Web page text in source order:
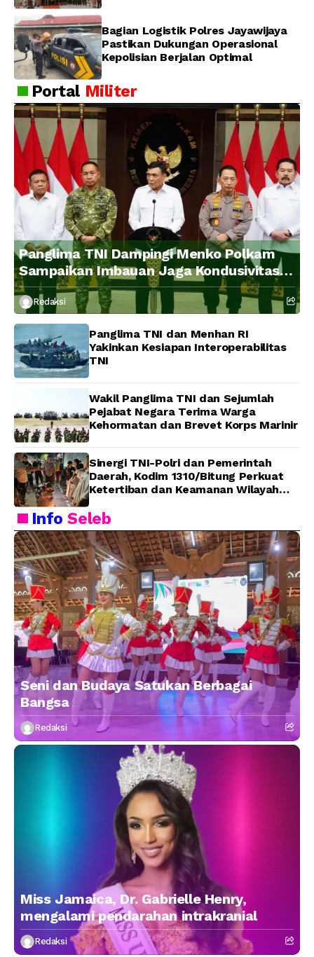
Bagian Logistik Polres Jayawijaya
Pastikan Dukungan Operasional
Kepolisian Berjalan Optimal
Portal Militer
Panglima TNI Dampingi Menko Polkam
Sampaikan Imbauan Jaga Kondusivitas
Bangsa
Redaksi
Panglima TNI dan Menhan RI
Yakinkan Kesiapan Interoperabilitas
TNI
Wakil Panglima TNI dan Sejumlah
Pejabat Negara Terima Warga
Kehormatan dan Brevet Korps Marinir
Sinergi TNI-Polri dan Pemerintah
Daerah, Kodim 1310/Bitung Perkuat
Ketertiban dan Keamanan Wilayah
InfoSeleb
Seni dan Budaya Satukan Berbagai
Bangsa
Redaksi
Miss Jamaica, Dr. Gabrielle Henry,
mengalami pendarahan intrakranial
Redaksi